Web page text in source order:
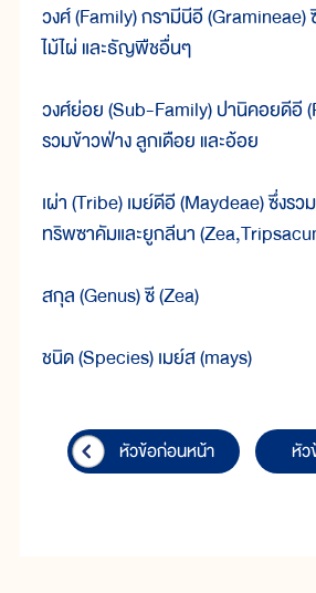
วงศ์ (Family) กรามีนีอี
ไม้ไผ่ และธัญพืชอื่นๆ
วงศ์ย่อย (Sub-Family) ปานิคอยดีอี
รวมข้าวฟ่าง ลูกเดือย และอ้อย
เผ่า (Tribe) เมย์ดีอี (Maydeae) ซึ่งร
ทริพซาคัมและยูกลีนา
สกุล (Genus) ซี (Zea)
ชนิด (Species) เมย์ส (mays)
หัวข้อก่อนหน้า หัว